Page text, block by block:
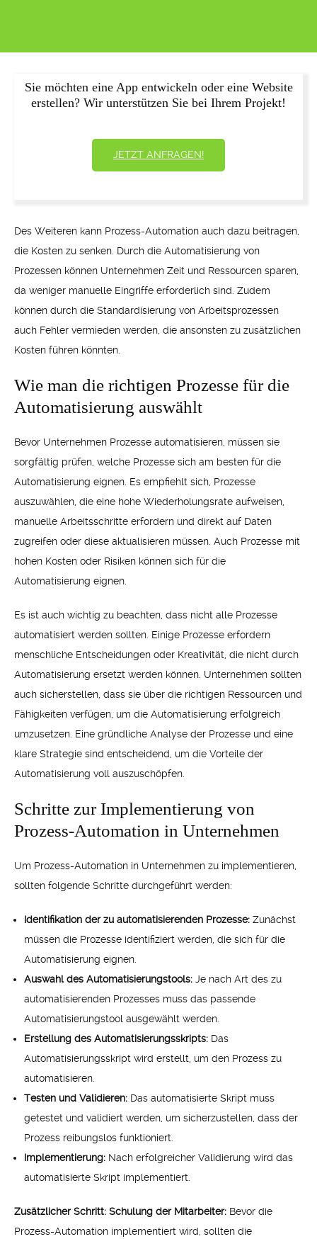
Sie möchten eine App entwickeln oder eine Website
erstellen? Wir unterstützen Sie bei Ihrem Projekt!
JETZT ANFRAGEN!
Des Weiteren kann Prozess-Automation auch dazu beitragen,
die Kosten zu senken. Durch die Automatisierung von
Prozessen können Unternehmen Zeit und Ressourcen sparen,
da weniger manuelle Eingriffe erforderlich sind. Zudem
können durch die Standardisierung von Arbeitsprozessen
auch Fehler vermieden werden, die ansonsten zu zusätzlichen
Kosten führen könnten.
Wie man die richtigen Prozesse für die
Automatisierung auswählt
Bevor Unternehmen Prozesse automatisieren, müssen sie
sorgfältig prüfen, welche Prozesse sich am besten für die
Automatisierung eignen. Es empfiehlt sich, Prozesse
auszuwählen, die eine hohe Wiederholungsrate aufweisen,
manuelle Arbeitsschritte erfordern und direkt auf Daten
zugreifen oder diese aktualisieren müssen. Auch Prozesse mit
hohen Kosten oder Risiken können sich für die
Automatisierung eignen.
Es ist auch wichtig zu beachten, dass nicht alle Prozesse
automatisiert werden sollten. Einige Prozesse erfordern
menschliche Entscheidungen oder Kreativität, die nicht durch
Automatisierung ersetzt werden können. Unternehmen sollten
auch sicherstellen, dass sie über die richtigen Ressourcen und
Fähigkeiten verfügen, um die Automatisierung erfolgreich
umzusetzen. Eine gründliche Analyse der Prozesse und eine
klare Strategie sind entscheidend, um die Vorteile der
Automatisierung voll auszuschöpfen.
Schritte zur Implementierung von
Prozess-Automation in Unternehmen
Um Prozess-Automation in Unternehmen zu implementieren,
sollten folgende Schritte durchgeführt werden:
Identifikation der zu automatisierenden Prozesse: Zunächst
müssen die Prozesse identifiziert werden, die sich für die
Automatisierung eignen.
Auswahl des Automatisierungstools: Je nach Art des zu
automatisierenden Prozesses muss das passende
Automatisierungstool ausgewählt werden.
Erstellung des Automatisierungsskripts: Das
Automatisierungsskript wird erstellt, um den Prozess zu
automatisieren.
Testen und Validieren: Das automatisierte Skript muss
getestet und validiert werden, um sicherzustellen, dass der
Prozess reibungslos funktioniert.
Implementierung: Nach erfolgreicher Validierung wird das
automatisierte Skript implementiert.
Zusätzlicher Schritt: Schulung der Mitarbeiter: Bevor die
Prozess-Automation implementiert wird, sollten die